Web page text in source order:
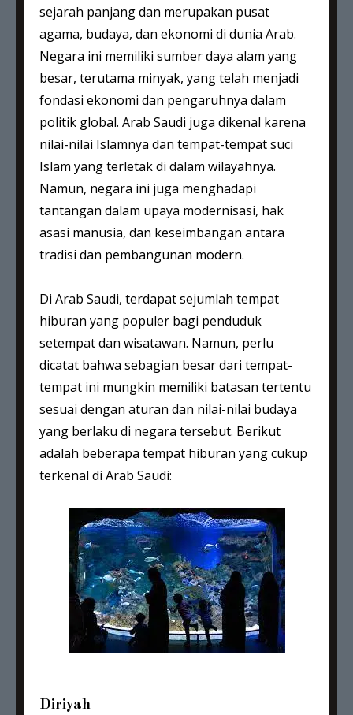
sejarah panjang dan merupakan pusat
agama, budaya, dan ekonomi di dunia Arab.
Negara ini memiliki sumber daya alam yang
besar, terutama minyak, yang telah menjadi
fondasi ekonomi dan pengaruhnya dalam
politik global. Arab Saudi juga dikenal karena
nilai-nilai Islamnya dan tempat-tempat suci
Islam yang terletak di dalam wilayahnya.
Namun, negara ini juga menghadapi
tantangan dalam upaya modernisasi, hak
asasi manusia, dan keseimbangan antara
tradisi dan pembangunan modern.
Di Arab Saudi, terdapat sejumlah tempat
hiburan yang populer bagi penduduk
setempat dan wisatawan. Namun, perlu
dicatat bahwa sebagian besar dari tempat-
tempat ini mungkin memiliki batasan tertentu
sesuai dengan aturan dan nilai-nilai budaya
yang berlaku di negara tersebut. Berikut
adalah beberapa tempat hiburan yang cukup
terkenal di Arab Saudi:
Diriyah